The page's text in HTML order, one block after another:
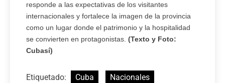
responde a las expectativas de los visitantes
internacionales y fortalece la imagen de la provincia
como un lugar donde el patrimonio y la hospitalidad
se convierten en protagonistas. (Texto y Foto:
Cubasí)
Etiquetado: Cuba
Nacionales